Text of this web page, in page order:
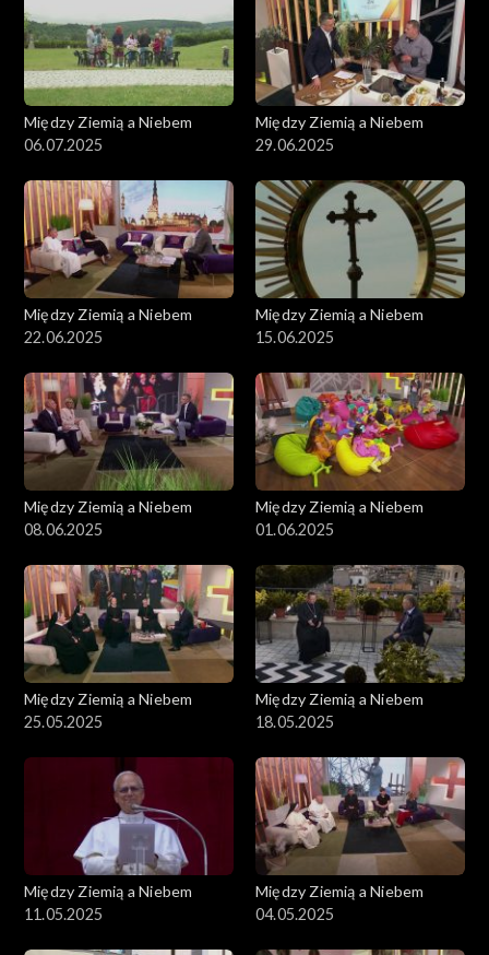
Między Ziemią a Niebem
06.07.2025
Między Ziemią a Niebem
29.06.2025
Między Ziemią a Niebem
22.06.2025
Między Ziemią a Niebem
15.06.2025
Między Ziemią a Niebem
08.06.2025
Między Ziemią a Niebem
01.06.2025
Między Ziemią a Niebem
25.05.2025
Między Ziemią a Niebem
18.05.2025
Między Ziemią a Niebem
11.05.2025
Między Ziemią a Niebem
04.05.2025